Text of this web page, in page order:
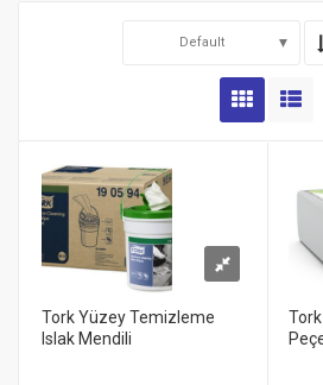
Default
Tork Yüzey Temizleme
Islak Mendili